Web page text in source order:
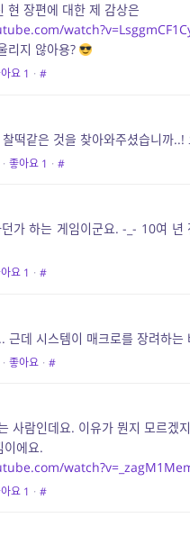
현 장편에 대한 제 감상은
리지 않아용?
요 1 · #
떡같은 것을 찾아와주셨습니까
· 좋아요 1 · #
가 하는 게임이군요. -_- 10여
요 1 · #
근데 시스템이 매크로를 장려하는
· 좋아요 · #
사람인데요. 이유가 뭔지 모르겠
이에요.
요 1 · #